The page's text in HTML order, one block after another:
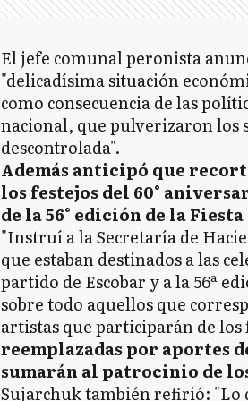
El jefe comunal peronista
"delicadísima situación
como consecuencia de las
nacional, que pulverizaron los
descontrolada".
Además anticipó que
los festejos del 60°
de la 56° edición de la
"Instruí a la Secretaría de
que estaban destinados a las
partido de Escobar y a la 56ª
sobre todo aquellos que
artistas que participarán de los
reemplazadas por aportes
sumarán al patrocinio de
Sujarchuk también refirió: "Lo